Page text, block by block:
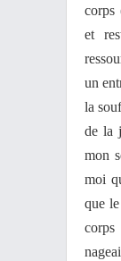
corps
et
un
la
de la
mon
moi
que